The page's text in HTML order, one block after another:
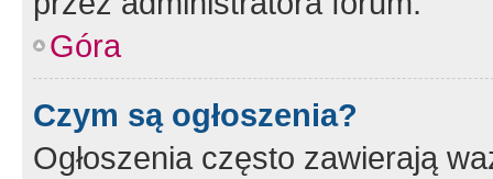
Góra
Czym są ogłoszenia?
Ogłoszenia często zawierają